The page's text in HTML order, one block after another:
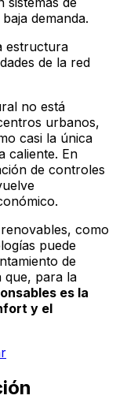
demanda.
estructura
de la red
no está
urbanos,
casi la única
caliente. En
de controles
como
puede
de
que, para la
es la
y el